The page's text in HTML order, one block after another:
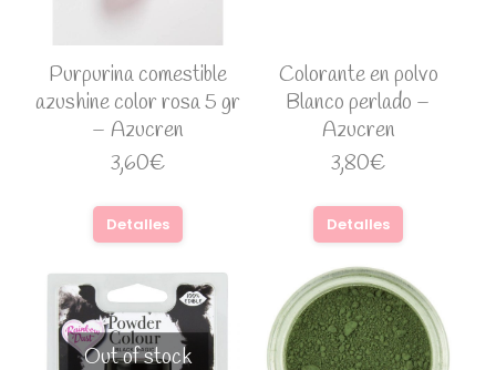
Purpurina comestible
azushine color rosa 5 gr
– Azucren
3,60€
Detalles
Colorante en polvo
Blanco perlado –
Azucren
3,80€
Detalles
Out of stock